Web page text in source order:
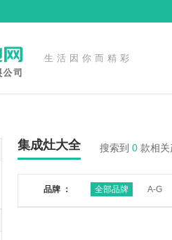
生活因你而精彩
集成灶大全 搜索到 0 款相关
品牌 ： 全部品牌 A-G